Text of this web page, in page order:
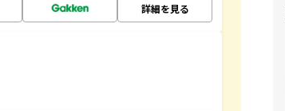
詳細を見る